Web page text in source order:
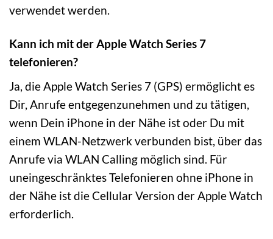
verwendet werden.
Kann ich mit der Apple Watch Series 7
telefonieren?
Ja, die Apple Watch Series 7 (GPS) ermöglicht es
Dir, Anrufe entgegenzunehmen und zu tätigen,
wenn Dein iPhone in der Nähe ist oder Du mit
einem WLAN-Netzwerk verbunden bist, über das
Anrufe via WLAN Calling möglich sind. Für
uneingeschränktes Telefonieren ohne iPhone in
der Nähe ist die Cellular Version der Apple Watch
erforderlich.